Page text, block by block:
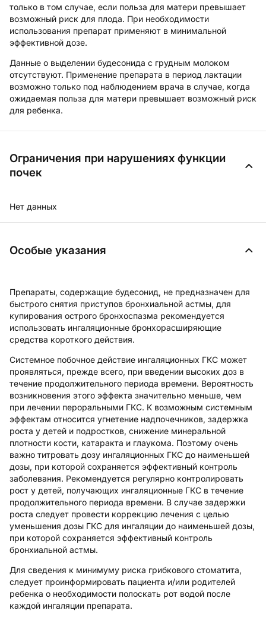
только в том случае, если польза для матери превышает
возможный риск для плода. При необходимости
использования препарат применяют в минимальной
эффективной дозе.
Данные о выделении будесонида с грудным молоком
отсутствуют. Применение препарата в период лактации
возможно только под наблюдением врача в случае, когда
ожидаемая польза для матери превышает возможный риск
для ребенка.
Ограничения при нарушениях функции
почек
Нет данных
Особые указания
Препараты, содержащие будесонид, не предназначен для
быстрого снятия приступов бронхиальной астмы, для
купирования острого бронхоспазма рекомендуется
использовать ингаляционные бронхорасширяющие
средства короткого действия.
Системное побочное действие ингаляционных ГКС может
проявляться, прежде всего, при введении высоких доз в
течение продолжительного периода времени. Вероятность
возникновения этого эффекта значительно меньше, чем
при лечении пероральными ГКС. К возможным системным
эффектам относится угнетение надпочечников, задержка
роста у детей и подростков, снижение минеральной
плотности кости, катаракта и глаукома. Поэтому очень
важно титровать дозу ингаляционных ГКС до наименьшей
дозы, при которой сохраняется эффективный контроль
заболевания. Рекомендуется регулярно контролировать
рост у детей, получающих ингаляционные ГКС в течение
продолжительного периода времени. В случае задержки
роста следует провести коррекцию лечения с целью
уменьшения дозы ГКС для ингаляции до наименьшей дозы,
при которой сохраняется эффективный контроль
бронхиальной астмы.
Для сведения к минимуму риска грибкового стоматита,
следует проинформировать пациента и/или родителей
ребенка о необходимости полоскать рот водой после
каждой ингаляции препарата.